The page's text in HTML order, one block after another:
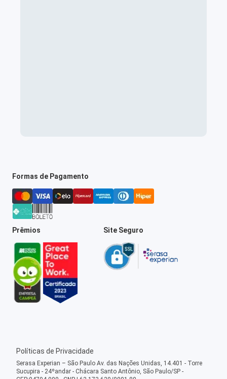
Formas de Pagamento
Prêmios Site Seguro
Políticas de Privacidade
Serasa Experian – São Paulo Av. das Nações Unidas, 14.401 - Torre
Sucupira - 24ºandar - Chácara Santo Antônio, São Paulo/SP -